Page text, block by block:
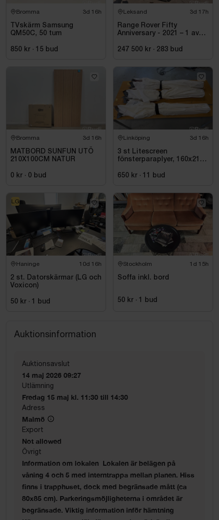
Smart TV-funktioner (appar som Netflix, m.fl.)
Full funktion vid senaste användning.
Bromma 3d 16h
TVskärm Samsung
QM50C, 50 tum
850 kr · 15 bud
Leksand 3d 17h
Range Rover Fifty
Anniversary - 2021 – 1 av
Diesel – Fullutrustad
247 500 kr · 283 bud
Bromma 3d 16h
MATBORD SUNFUN UTÖ
210X100CM NATUR
0 kr · 0 bud
Linköping 3d 16h
3 st Litescreen
fönsterparaplyer, 160x210
650 kr · 11 bud
Haninge 10d 16h
2 st. Datorskärmar (LG och
Voxicon)
50 kr · 1 bud
LG
Stockholm 1d 15h
Soffa inkl. bord
50 kr · 1 bud
Auktionsinformation
Auktionsavslut
14 maj 2026 09:27
Utlämning
Fredag 15 maj kl. 11:30 till 14:30
Adress
Malmö
Export
Not allowed
Övrigt
Information om lokalen Lokalen är belägen på
våning 4 och 5 med interntrappa mellan planen. Hiss
finns i trapphuset, dock med begränsade mått (ca
80x85 cm). Parkeringsmöjligheterna i området är
begränsade. Viktig information inför hämtning